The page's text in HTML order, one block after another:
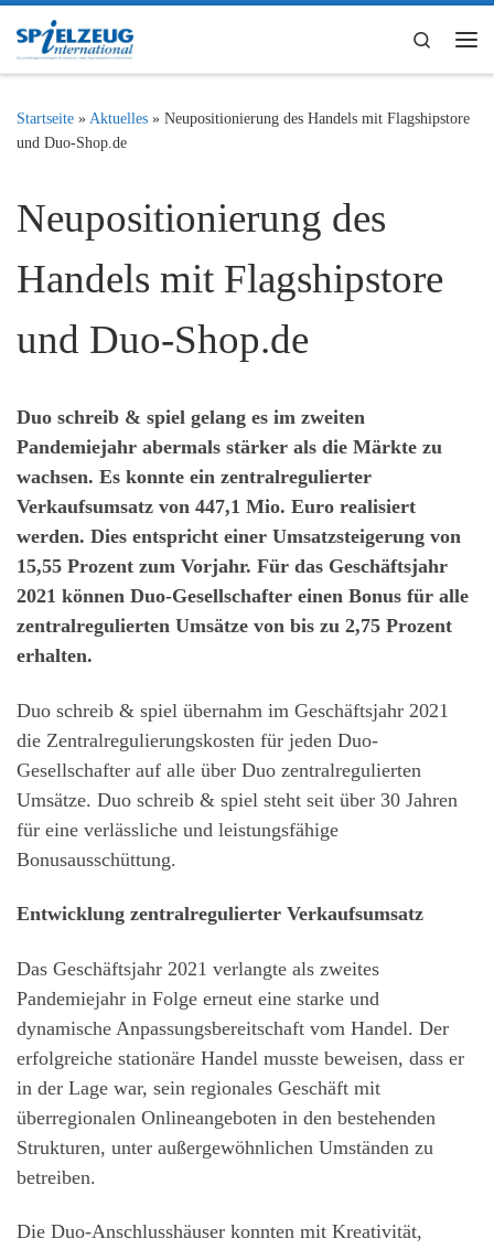
Zum Inhalt springen
Search
Startseite » Aktuelles » Neupositionierung des Handels mit Flagshipstore
und Duo-Shop.de
Neupositionierung des
Handels mit Flagshipstore
und Duo-Shop.de
Duo schreib & spiel gelang es im zweiten
Pandemiejahr abermals stärker als die Märkte zu
wachsen. Es konnte ein zentralregulierter
Verkaufsumsatz von 447,1 Mio. Euro realisiert
werden. Dies entspricht einer Umsatzsteigerung von
15,55 Prozent zum Vorjahr. Für das Geschäftsjahr
2021 können Duo-Gesellschafter einen Bonus für alle
zentralregulierten Umsätze von bis zu 2,75 Prozent
erhalten.
Duo schreib & spiel übernahm im Geschäftsjahr 2021
die Zentralregulierungskosten für jeden Duo-
Gesellschafter auf alle über Duo zentralregulierten
Umsätze. Duo schreib & spiel steht seit über 30 Jahren
für eine verlässliche und leistungsfähige
Bonusausschüttung.
Entwicklung zentralregulierter Verkaufsumsatz
Das Geschäftsjahr 2021 verlangte als zweites
Pandemiejahr in Folge erneut eine starke und
dynamische Anpassungsbereitschaft vom Handel. Der
erfolgreiche stationäre Handel musste beweisen, dass er
in der Lage war, sein regionales Geschäft mit
überregionalen Onlineangeboten in den bestehenden
Strukturen, unter außergewöhnlichen Umständen zu
betreiben.
Die Duo-Anschlusshäuser konnten mit Kreativität,